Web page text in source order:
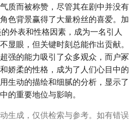
质而被称赞，尽管其在剧中并没有
色背景赢得了大量粉丝的喜爱。加
外表和性格因素，成为一名引人
显眼，但关键时刻总能作出贡献。
强的能力吸引了众多观众，而户冢
娇柔的性格，成为了人们心目中的
生动的描绘和细腻的分析，显示了
的重要地位与影响。
生成，仅供检索与参考。如有错误